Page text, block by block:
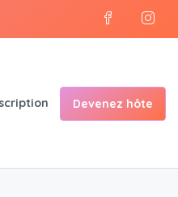
Devenez hôte